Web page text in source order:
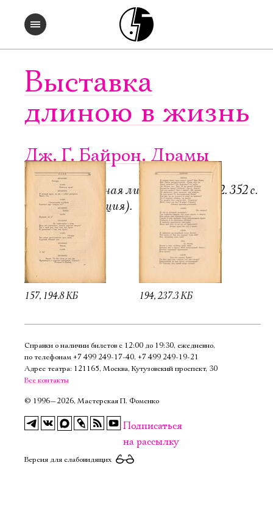
Выставка
длиною в жизнь
Дж. Г. Байрон. Драмы
Пб.-М.: Всемирная литература, 1922. 352 с.
6000 экз. (редакция).
157, 194.8 КБ 194, 237.3 КБ
Справки о наличии билетов с 12:00 до 19:30, ежедневно,
по телефонам +7 499 249‑17‑40, +7 499 249‑19‑21
Адрес театра: 121165, Москва, Кутузовский проспект, 30
Все контакты
© 1996—2026, Мастерская П. Фоменко
Подписаться
на рассылку
Версия для слабовидящих